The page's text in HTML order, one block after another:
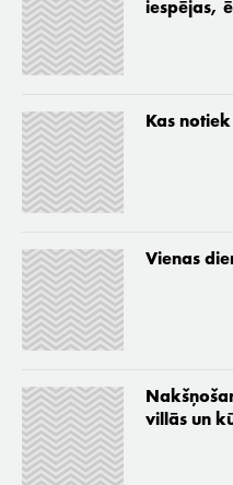
iespējas,
Kas
Vienas
villās un